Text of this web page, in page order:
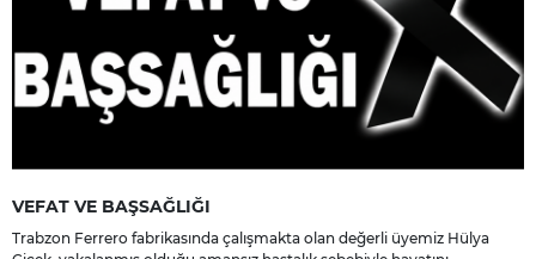
VEFAT VE BAŞSAĞLIĞI
Trabzon Ferrero fabrikasında çalışmakta olan değerli üyemiz Hülya